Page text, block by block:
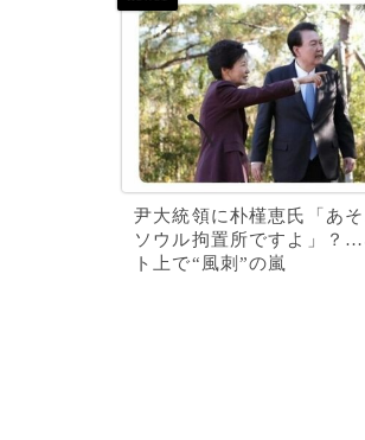
尹大統領に朴槿恵氏「あ
ソウル拘置所ですよ」？…
ト上で“風刺”の嵐